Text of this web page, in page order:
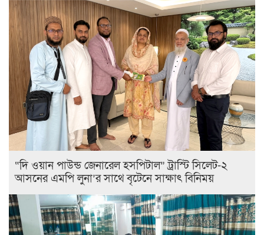
“দি ওয়ান পাউন্ড জেনারেল হসপিটাল” ট্রাস্টি সিলেট-২
আসনের এমপি লুনা’র সা‌থে বৃটেনে সাক্ষাৎ বিনিময়